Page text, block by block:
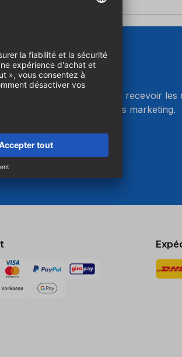
à notre newsletter et recevoir les
devez accepter les cookies marketing.
des cookies